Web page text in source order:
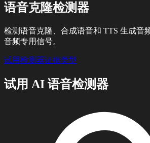
语音克隆检测器
检测语音克隆、合成语音和 TTS 生成音
音频专用信号。
试用检测器证据类型
试用 AI 语音检测器